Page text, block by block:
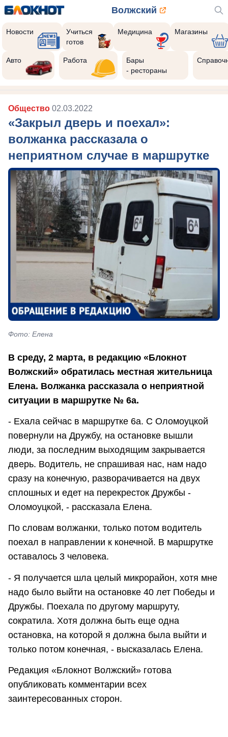
Волжский
Новости
Учиться
готов
Медицина Магазины
Авто Работа
Бары
- рестораны
Общество 02.03.2022
«Закрыл дверь и поехал»:
волжанка рассказала о
неприятном случае в маршрутке
Фото: Елена
В среду, 2 марта, в редакцию «Блокнот
Волжский» обратилась местная жительница
Елена. Волжанка рассказала о неприятной
ситуации в маршрутке № 6а.
- Ехала сейчас в маршрутке 6а. С Оломоуцкой
повернули на Дружбу, на остановке вышли
люди, за последним выходящим закрывается
дверь. Водитель, не спрашивая нас, нам надо
сразу на конечную, разворачивается на двух
сплошных и едет на перекресток Дружбы -
Оломоуцкой, - рассказала Елена.
По словам волжанки, только потом водитель
поехал в направлении к конечной. В маршрутке
оставалось 3 человека.
- Я получается шла целый микрорайон, хотя мне
надо было выйти на остановке 40 лет Победы и
Дружбы. Поехала по другому маршруту,
сократила. Хотя должна быть еще одна
остановка, на которой я должна была выйти и
только потом конечная, - высказалась Елена.
Редакция «Блокнот Волжский» готова
опубликовать комментарии всех
заинтересованных сторон.